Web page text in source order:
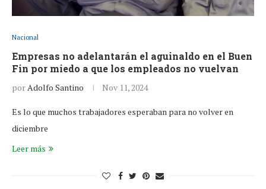
Nacional
Empresas no adelantarán el aguinaldo en el Buen
Fin por miedo a que los empleados no vuelvan
porAdolfo Santino Nov 11, 2024
Es lo que muchos trabajadores esperaban para no volver en
diciembre
Leer más